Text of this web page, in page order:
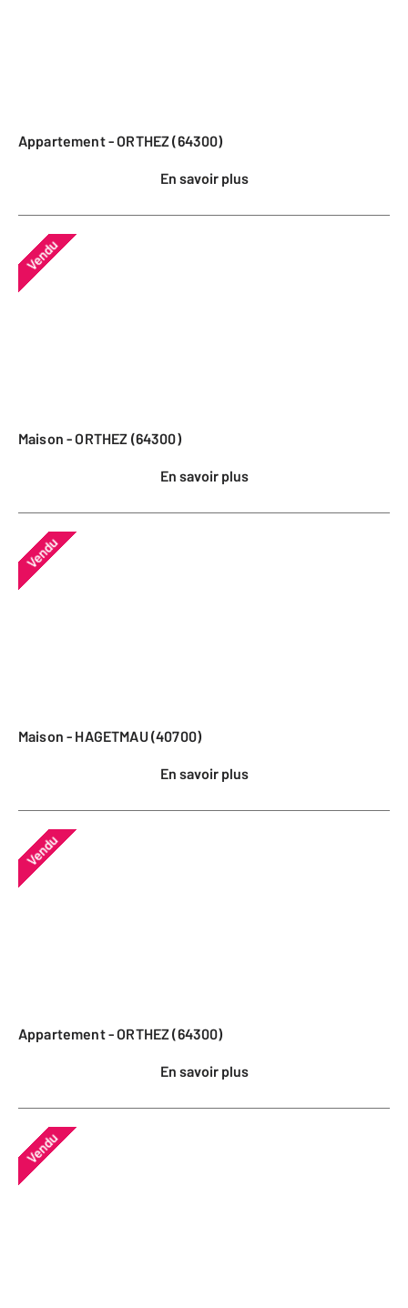
Appartement - ORTHEZ (64300)
En savoir plus
Vendu
Maison - ORTHEZ (64300)
En savoir plus
Vendu
Maison - HAGETMAU (40700)
En savoir plus
Vendu
Appartement - ORTHEZ (64300)
En savoir plus
Vendu